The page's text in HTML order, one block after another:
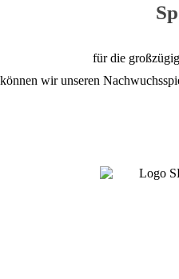
für die
wir unseren